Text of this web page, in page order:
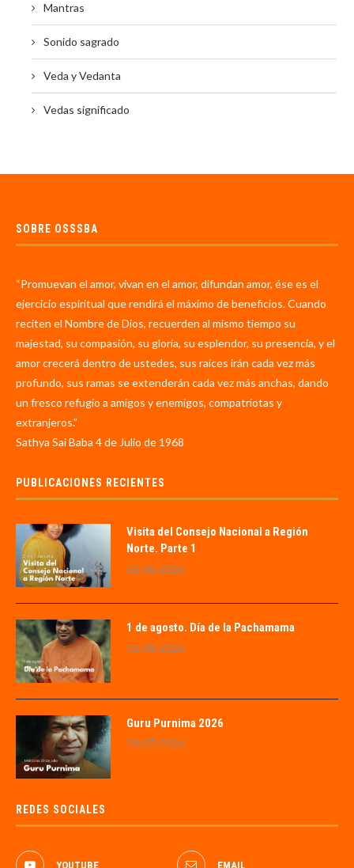
Mantras
Sonido sagrado
Veda y Vedanta
Vedas significado
SOBRE OSSSBA
“Promuevan el amor, vivan en el amor, difundan amor, ése es el
ejercicio espiritual que rendirá el máximo de beneficios. Cuando
reciten el Nombre de Dios, recuerden al mismo tiempo su
majestad, su compasión, su gloria, su esplendor, su presencia, y el
amor crecerá dentro de ustedes, sus raíces irán cada vez más
profundo, sus ramas se extenderán cada vez más anchas, dando
un fresco refugio a amigos y enemigos, compatriotas y
extranjeros.”
Sathya Sai Baba 4 de Julio de 1968
PUBLICACIONES RECIENTES
Visita del Consejo Nacional a Región
Norte. Parte 1
02/08/2026
1 de agosto. Día de la Pachamama
01/08/2026
Guru Purnima 2026
29/07/2026
REDES SOCIALES
YOUTUBE EMAIL